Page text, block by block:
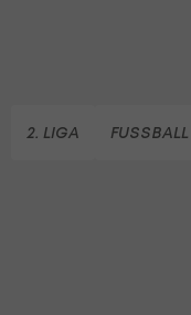
2. LIGA FUSSBALL